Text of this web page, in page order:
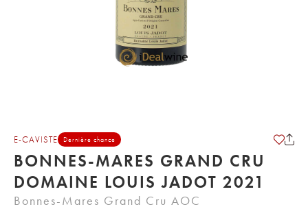
E-CAVISTE Dernière chance
BONNES-MARES GRAND CRU
DOMAINE LOUIS JADOT 2021
Bonnes-Mares Grand Cru AOC